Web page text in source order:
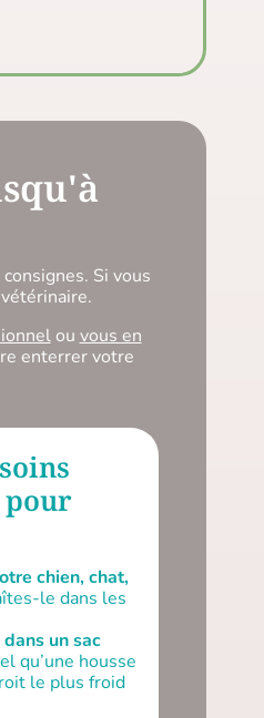
Si vous
ouvous en
enterrer votre
chien, chat,
le dans les
dans un sac
qu’une housse
le plus froid